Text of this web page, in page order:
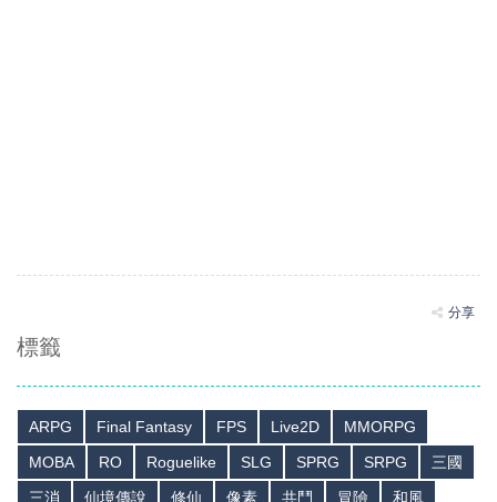
分享
標籤
ARPG Final Fantasy FPS Live2D
MMORPG
MOBA
RO Roguelike SLG SPRG SRPG
三國
三消
仙境傳說 修仙 像素 共鬥 冒險
和風